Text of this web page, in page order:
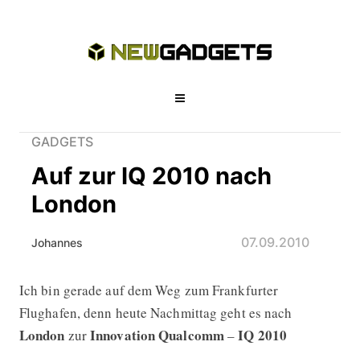
GADGETS
Auf zur IQ 2010 nach
London
Johannes 07.09.2010
Auf zur IQ 2010 nach London
Ich bin gerade auf dem Weg zum Frankfurter
Flughafen, denn heute Nachmittag geht es nach
London zurInnovation Qualcomm–IQ 2010